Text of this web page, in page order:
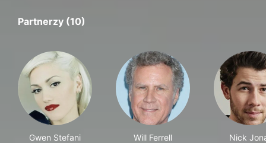
Partnerzy (10)
Gwen Stefani Will Ferrell Nick